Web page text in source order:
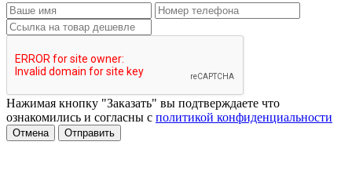
Нажимая кнопку "Заказать" вы подтверждаете что
ознакомились и согласны с политикой конфиденциальности
Отмена Отправить